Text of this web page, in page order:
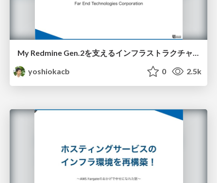
My Redmine Gen.2を支えるインフラストラクチャー
yoshiokacb
0 2.5k